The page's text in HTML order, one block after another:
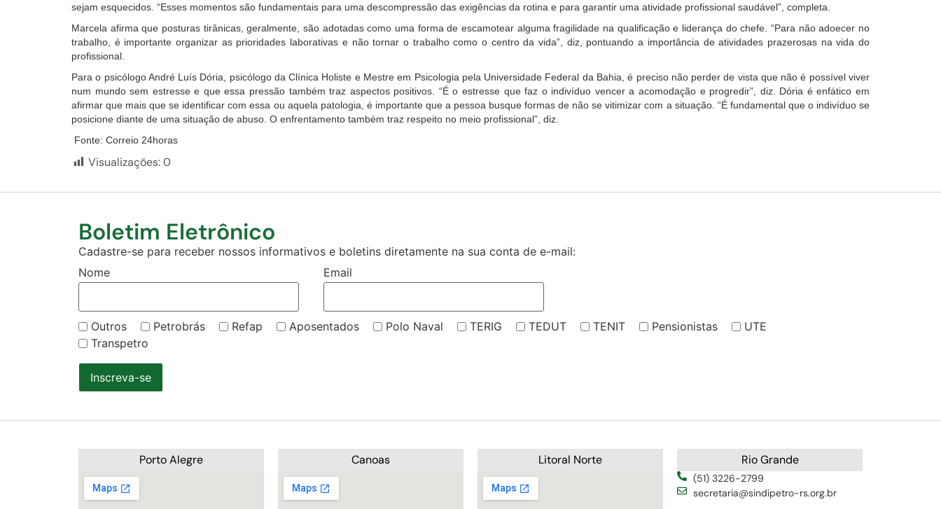
sejam esquecidos. “Esses momentos são fundamentais para uma descompressão das exigências da rotina e para garantir uma atividade profissional saudável”, completa.
Marcela afirma que posturas tirânicas, geralmente, são adotadas como uma forma de escamotear alguma fragilidade na qualificação e liderança do chefe. “Para não adoecer no
trabalho, é importante organizar as prioridades laborativas e não tornar o trabalho como o centro da vida”, diz, pontuando a importância de atividades prazerosas na vida do
profissional.
Para o psicólogo André Luís Dória, psicólogo da Clínica Holiste e Mestre em Psicologia pela Universidade Federal da Bahia, é preciso não perder de vista que não é possível viver
num mundo sem estresse e que essa pressão também traz aspectos positivos. “É o estresse que faz o indivíduo vencer a acomodação e progredir”, diz. Dória é enfático em
afirmar que mais que se identificar com essa ou aquela patologia, é importante que a pessoa busque formas de não se vitimizar com a situação. “É fundamental que o indivíduo se
posicione diante de uma situação de abuso. O enfrentamento também traz respeito no meio profissional”, diz.
Fonte: Correio 24horas
Visualizações:0
Boletim Eletrônico
Cadastre-se para receber nossos informativos e boletins diretamente na sua conta de e-mail:
Nome
Email
Outros Petrobrás Refap Aposentados Polo Naval TERIG TEDUT TENIT Pensionistas
UTE
Transpetro
Inscreva-se
Porto Alegre Canoas Litoral Norte Rio Grande
(51) 3226-2799
secretaria@sindipetro-rs.org.br